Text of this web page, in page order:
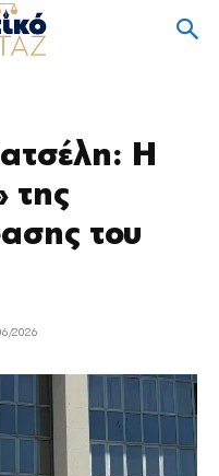
Η
της
του
2026